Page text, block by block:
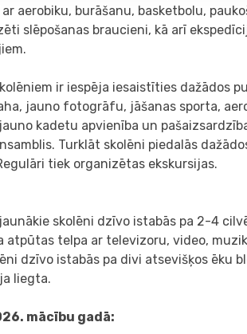
aerobiku, burāšanu, basketbolu,
slēpošanas braucieni, kā arī
ir iespēja iesaistīties dažādos
jauno fotogrāfu, jāšanas sporta,
kadetu apvienība un
Turklāt skolēni piedalās
tiek organizētas ekskursijas.
skolēni dzīvo istabās pa 2-4
atpūtas telpa ar televizoru, video,
dzīvo istabās pa divi atsevišķos ēku
liegta.
mācību gadā: